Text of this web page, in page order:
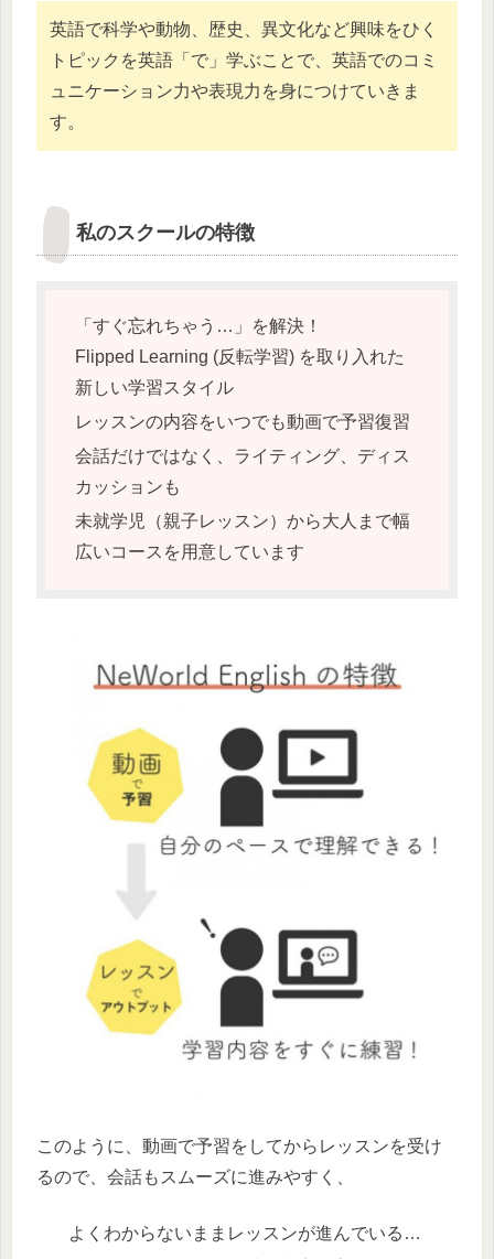
英語で科学や動物、歴史、異文化など興味をひく
トピックを英語「で」学ぶことで、英語でのコミ
ュニケーション力や表現力を身につけていきま
す。
私のスクールの特徴
「すぐ忘れちゃう…」を解決！
Flipped Learning (反転学習) を取り入れた
新しい学習スタイル
レッスンの内容をいつでも動画で予習復習
会話だけではなく、ライティング、ディス
カッションも
未就学児（親子レッスン）から大人まで幅
広いコースを用意しています
このように、動画で予習をしてからレッスンを受け
るので、会話もスムーズに進みやすく、
よくわからないままレッスンが進んでいる…